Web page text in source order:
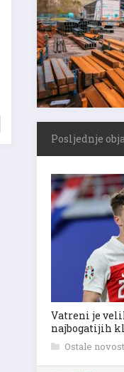
Posljednje
Vatreni je
najbogatijih
Ostale